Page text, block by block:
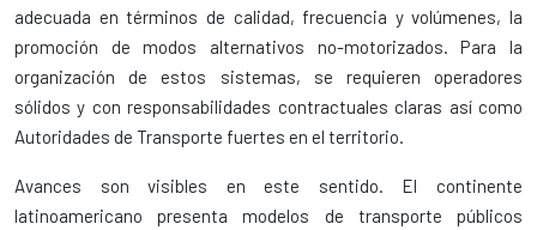
adecuada en términos de calidad, frecuencia y volúmenes, la
promoción de modos alternativos no-motorizados. Para la
organización de estos sistemas, se requieren operadores
sólidos y con responsabilidades contractuales claras así como
Autoridades de Transporte fuertes en el territorio.
Avances son visibles en este sentido. El continente
latinoamericano presenta modelos de transporte públicos